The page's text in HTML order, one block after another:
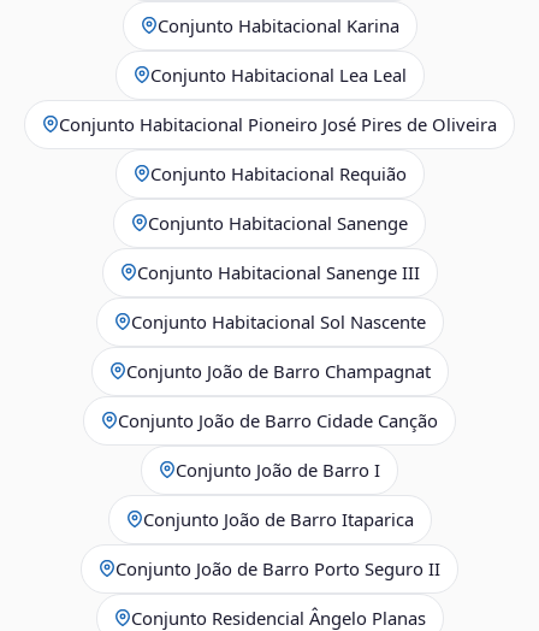
Conjunto Habitacional Karina
Conjunto Habitacional Lea Leal
Conjunto Habitacional Pioneiro José Pires de Oliveira
Conjunto Habitacional Requião
Conjunto Habitacional Sanenge
Conjunto Habitacional Sanenge III
Conjunto Habitacional Sol Nascente
Conjunto João de Barro Champagnat
Conjunto João de Barro Cidade Canção
Conjunto João de Barro I
Conjunto João de Barro Itaparica
Conjunto João de Barro Porto Seguro II
Conjunto Residencial Ângelo Planas